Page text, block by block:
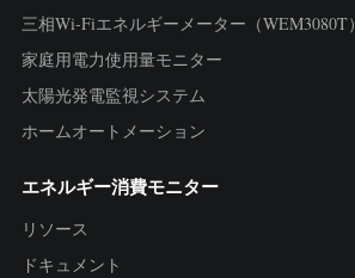
三相Wi-Fiエネルギーメーター（WEM3080T）
家庭用電力使用量モニター
太陽光発電監視システム
ホームオートメーション
エネルギー消費モニター
リソース
ドキュメント